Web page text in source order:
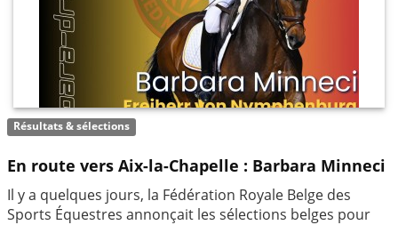
Résultats & sélections
En route vers Aix-la-Chapelle : Barbara Minneci
Il y a quelques jours, la Fédération Royale Belge des
Sports Équestres annonçait les sélections belges pour